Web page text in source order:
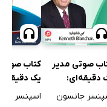
صوتی مدیر
دقیقه‌ای:
اثربخشی به
جانسون
کتاب
یک
اسپنسر